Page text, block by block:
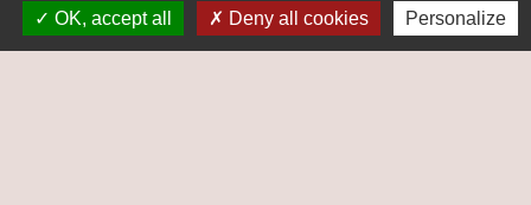
Commune de Saint-Saturnin
mairie@saint-saturnin72.fr
72650 Saint-Saturnin - FRANCE
OK, accept all
Deny all cookies Personalize